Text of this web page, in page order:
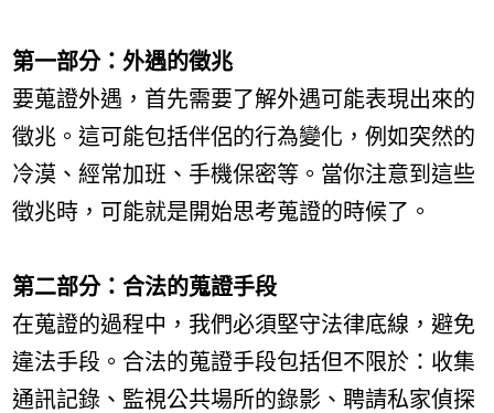
第一部分：外遇的徵兆
要蒐證外遇，首先需要了解外遇可能表現出來的
徵兆。這可能包括伴侶的行為變化，例如突然的
冷漠、經常加班、手機保密等。當你注意到這些
徵兆時，可能就是開始思考蒐證的時候了。
第二部分：合法的蒐證手段
在蒐證的過程中，我們必須堅守法律底線，避免
違法手段。合法的蒐證手段包括但不限於：收集
通訊記錄、監視公共場所的錄影、聘請私家偵探